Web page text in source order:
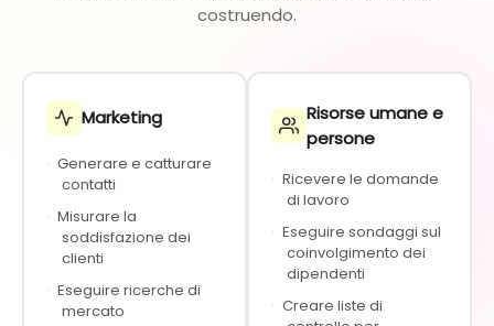
costruendo.
Marketing
· Generare e catturare
contatti
· Misurare la
soddisfazione dei
clienti
· Eseguire ricerche di
mercato
Risorse umane e
persone
· Ricevere le domande
di lavoro
· Eseguire sondaggi sul
coinvolgimento dei
dipendenti
· Creare liste di